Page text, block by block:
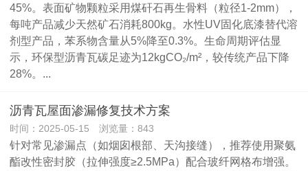
45%。表面矿物颗粒采用煤矸石再生骨料（粒径1-2mm），
每吨产品减少天然矿石消耗800kg。水性UV固化底漆替代溶
剂型产品，苯系物含量从5%降至0.3%。生命周期评估显
示，环保型沥青瓦碳足迹为12kgCO₂/m²，较传统产品下降
28%。...
沥青瓦屋面渗漏修复技术方案
时间：2025-05-15 浏览量：843
针对常见渗漏点（如烟囱根部、天沟接缝），推荐使用聚氨
酯改性密封胶（拉伸强度≥2.5MPa）配合玻纤网格布增强。